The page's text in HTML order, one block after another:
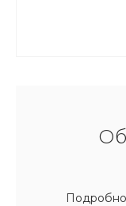
Подробно